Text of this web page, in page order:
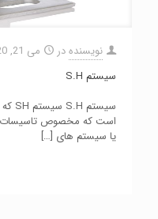
نویسندهدر
می 21, 2020
سیستم S.H
است که مخصوص تاسیسات
یا سیستم های […]